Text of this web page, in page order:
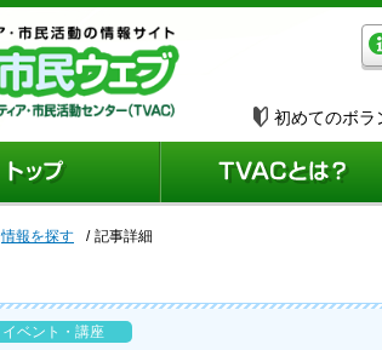
初めてのボラ
情報を探す 記事詳細
イベント・講座